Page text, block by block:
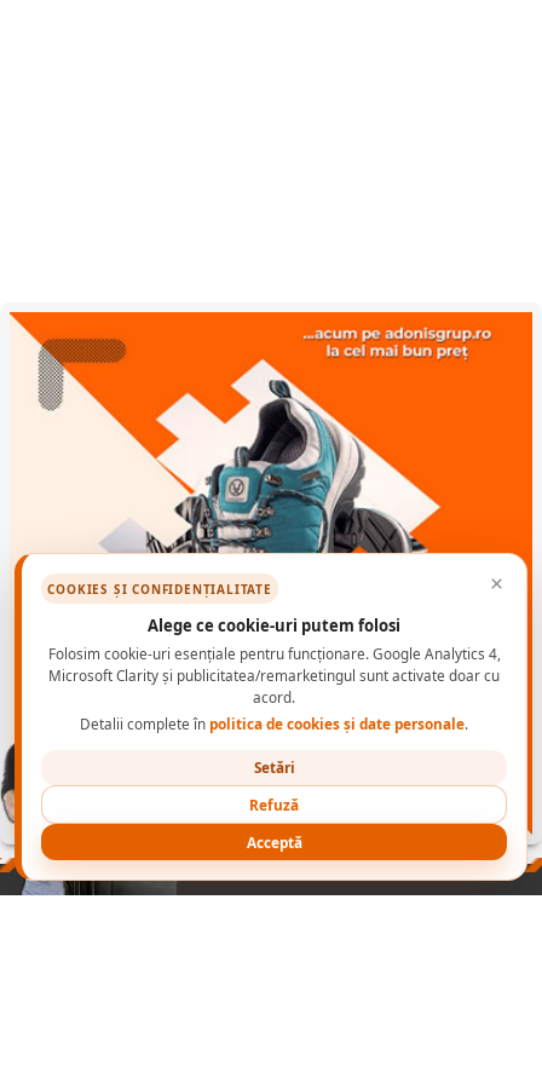
COOKIES ȘI CONFIDENȚIALITATE ×
Alege ce cookie-uri putem folosi
Folosim cookie-uri esențiale pentru funcționare. Google Analytics 4,
Microsoft Clarity și publicitatea/remarketingul sunt activate doar cu
acord.
Detalii complete în politica de cookies și date personale.
Setări
Refuză
Acceptă